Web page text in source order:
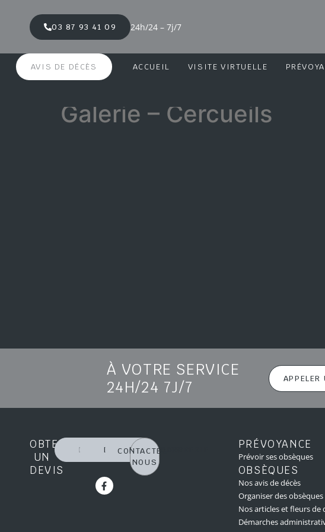
03 87 93 41 09 24h/24 – 7j/7
AVIS DE DÉCÈS ACCUEIL VISITE VIRTUELLE
Galerie – Cercueils
À VOTRE SERVICE
24H/24 7J/7
APPELER
OBTENIR
UN
DEVIS
DEVIS PRÉVOYANCE
DEVIS OBSÈQUES
DEVIS MARBRERIE
CONTACTEZ-
NOUS
PRÉVOYANCE
Prévoir ses obsèques
OBSÈQUES
Nos avis de décès
Organiser des obsèques
Nos articles et fleurs de
Démarches